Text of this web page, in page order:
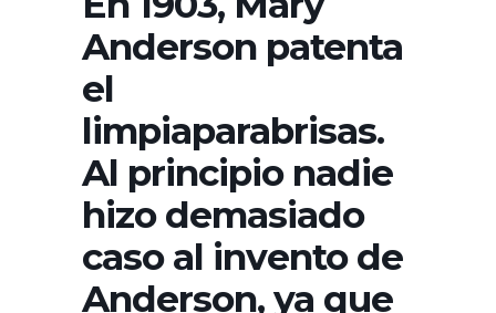
Anderson patenta
el
limpiaparabrisas.
Al principio nadie
hizo demasiado
caso al invento de
Anderson, ya que